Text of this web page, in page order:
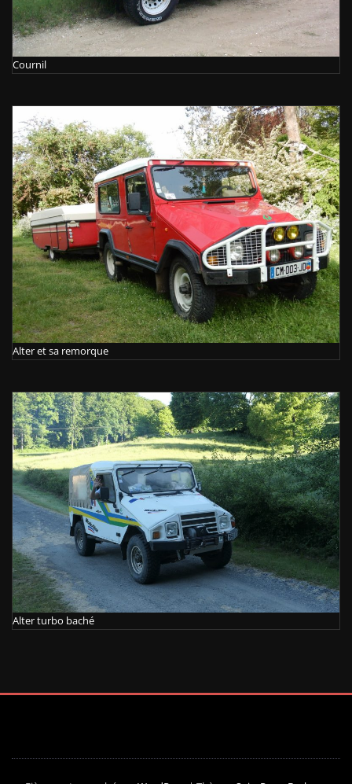
Cournil
Alter et sa remorque
Alter turbo baché